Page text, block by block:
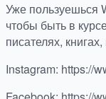
Уже пользуешься
чтобы быть в
писателях,
Instagram: https://